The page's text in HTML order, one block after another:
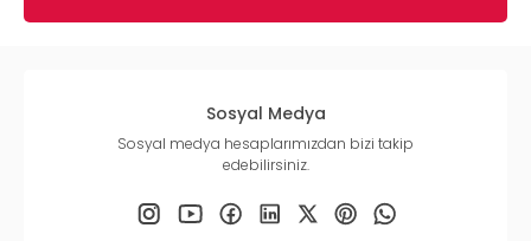
Sosyal Medya
Sosyal medya hesaplarımızdan bizi takip
edebilirsiniz.